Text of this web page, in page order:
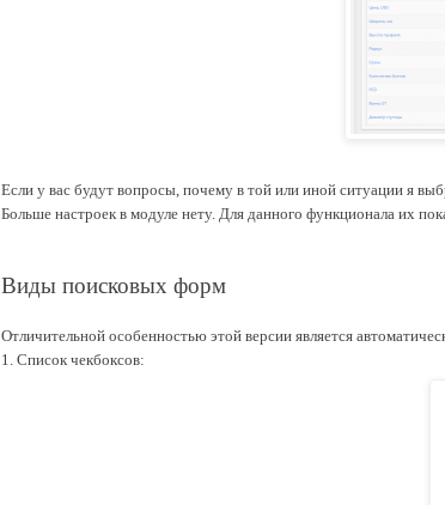
Если у вас будут вопросы, почему в той или иной ситуации я
Больше настроек в модуле нету. Для данного функционала их
Виды поисковых форм
Отличительной особенностью этой версии является
1. Список чекбоксов: